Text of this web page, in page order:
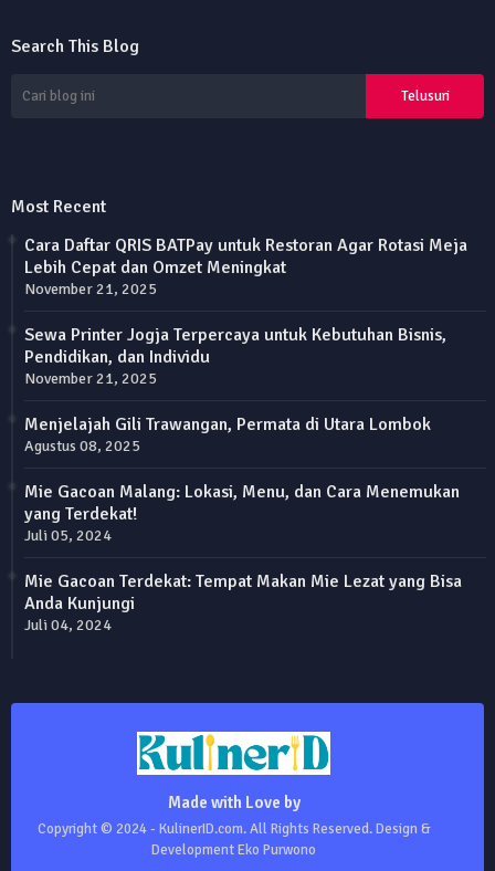
Search This Blog
Most Recent
Cara Daftar QRIS BATPay untuk Restoran Agar Rotasi Meja
Lebih Cepat dan Omzet Meningkat
November 21, 2025
Sewa Printer Jogja Terpercaya untuk Kebutuhan Bisnis,
Pendidikan, dan Individu
November 21, 2025
Menjelajah Gili Trawangan, Permata di Utara Lombok
Agustus 08, 2025
Mie Gacoan Malang: Lokasi, Menu, dan Cara Menemukan
yang Terdekat!
Juli 05, 2024
Mie Gacoan Terdekat: Tempat Makan Mie Lezat yang Bisa
Anda Kunjungi
Juli 04, 2024
Made with Love by
Copyright © 2024 - KulinerID.com. All Rights Reserved. Design &
Development Eko Purwono